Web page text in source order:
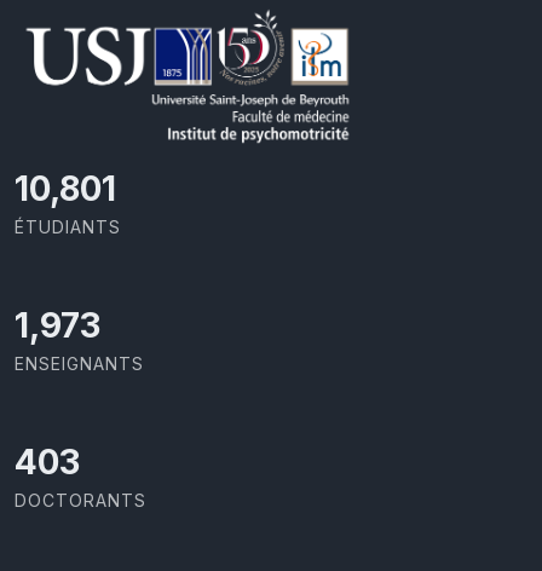
11,727
ÉTUDIANTS
2,142
ENSEIGNANTS
437
DOCTORANTS